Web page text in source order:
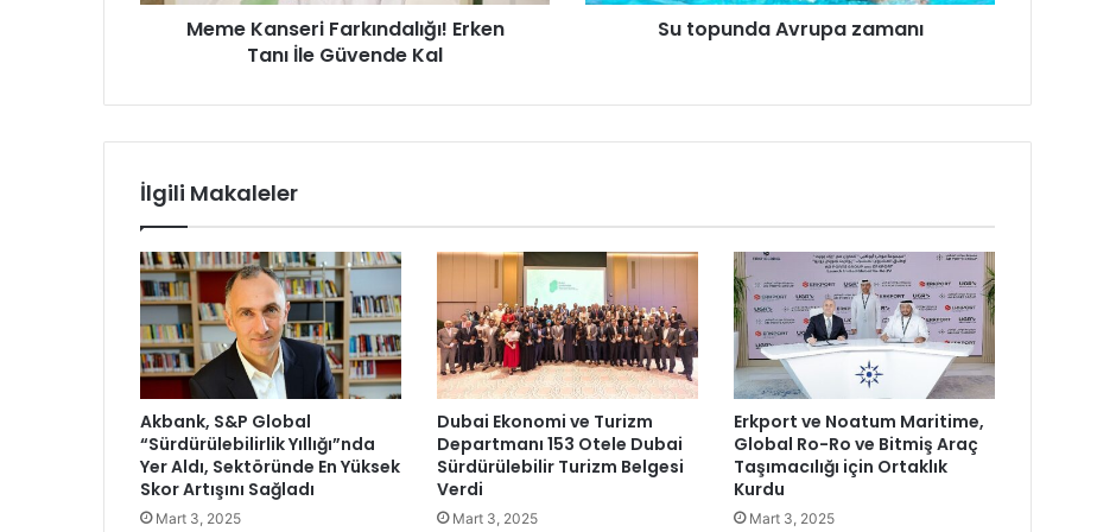
a
ı
n
d
a
l
ı
ğ
ı
!
E
r
e
n
T
Meme Kanseri Farkındalığı! Erken
Tanı İle Güvende Kal
u
m
a
n
ı
Su topunda Avrupa zamanı
İlgili Makaleler
Akbank, S&P Global
“Sürdürülebilirlik Yıllığı”nda
Yer Aldı, Sektöründe En Yüksek
Skor Artışını Sağladı
Mart 3, 2025
Dubai Ekonomi ve Turizm
Departmanı 153 Otele Dubai
Sürdürülebilir Turizm Belgesi
Verdi
Mart 3, 2025
Erkport ve Noatum Maritime,
Global Ro-Ro ve Bitmiş Araç
Taşımacılığı için Ortaklık
Kurdu
Mart 3, 2025